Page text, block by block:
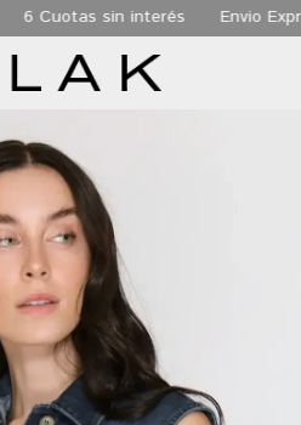
6 Cuotas sin interés Envio